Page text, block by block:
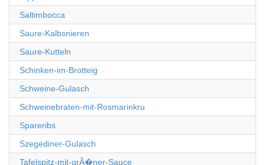
Saltimbocca
Saure-Kalbsnieren
Saure-Kutteln
Schinken-im-Brotteig
Schweine-Gulasch
Schweinebraten-mit-Rosmarinkru
Spareribs
Szegediner-Gulasch
Tafelspitz-mit-grÃ�ner-Sauce